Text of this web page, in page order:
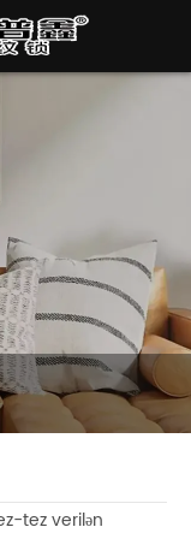
tez verilən